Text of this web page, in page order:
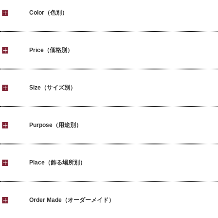
Color（色別）
Price（価格別）
Size（サイズ別）
Purpose（用途別）
Place（飾る場所別）
Order Made（オーダーメイド）